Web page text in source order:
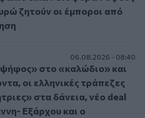
ζητούν οι έμποροι από
06.08.2026 - 08:40
στο «καλώδιο» και
οι ελληνικές τράπεζες
στα δάνεια, νέο deal
Εξάρχου και ο